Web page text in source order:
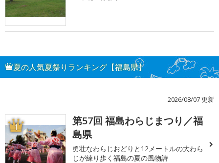
夏の人気夏祭りランキング【福島県】
2026/08/07 更新
1
第57回 福島わらじまつり／福
島県
勇壮なわらじおどりと12メートルの大わら
じが練り歩く福島の夏の風物詩